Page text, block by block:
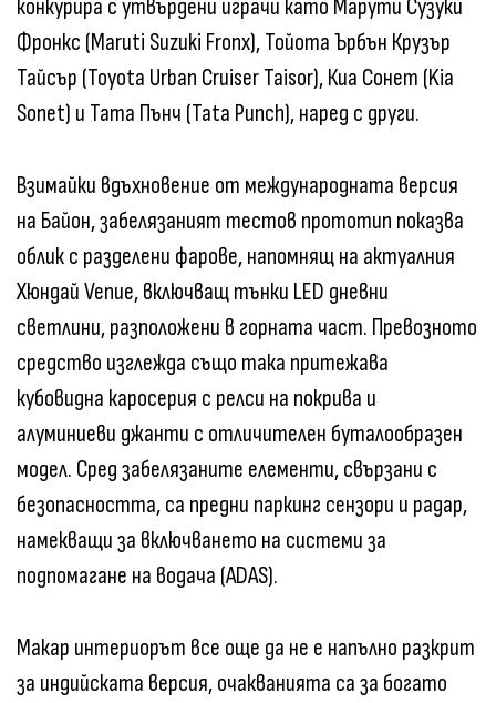
конкурира с утвърдени играчи като Марути Сузуки
Фронкс (Maruti Suzuki Fronx), Тойота Ърбън Крузър
Тайсър (Toyota Urban Cruiser Taisor), Киа Сонет (Kia
Sonet) и Тата Пънч (Tata Punch), наред с други.
Взимайки вдъхновение от международната версия
на Байон, забелязаният тестов прототип показва
облик с разделени фарове, напомнящ на актуалния
Хюндай Venue, включващ тънки LED дневни
светлини, разположени в горната част. Превозното
средство изглежда също така притежава
кубовидна каросерия с релси на покрива и
алуминиеви джанти с отличителен буталообразен
модел. Сред забелязаните елементи, свързани с
безопасността, са предни паркинг сензори и радар,
намекващи за включването на системи за
подпомагане на водача (ADAS).
Макар интериорът все още да не е напълно разкрит
за индийската версия, очакванията са за богато